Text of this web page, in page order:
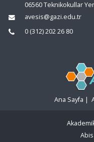
06560 Teknikokullar
avesis@gazi.edu.tr
0 (312) 202 26 80
Ana Sayfa |